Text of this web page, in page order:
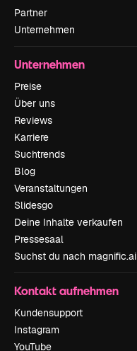
Partner
Unternehmen
Unternehmen
Preise
Über uns
Reviews
Karriere
Suchtrends
Blog
Veranstaltungen
Slidesgo
Deine Inhalte verkaufen
Pressesaal
Suchst du nach magnific.ai
Kontakt aufnehmen
Kundensupport
Instagram
YouTube